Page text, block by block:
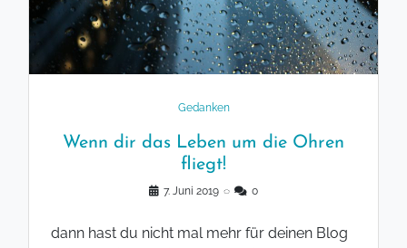
Gedanken
Wenn dir das Leben um die Ohren
fliegt!
7. Juni 2019 ◌ 0
dann hast du nicht mal mehr für deinen Blog